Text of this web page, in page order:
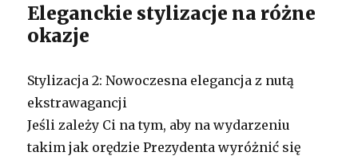
Eleganckie stylizacje na różne
okazje
Stylizacja 2: Nowoczesna elegancja z nutą
ekstrawagancji
Jeśli zależy Ci na tym, aby na wydarzeniu
takim jak orędzie Prezydenta wyróżnić się